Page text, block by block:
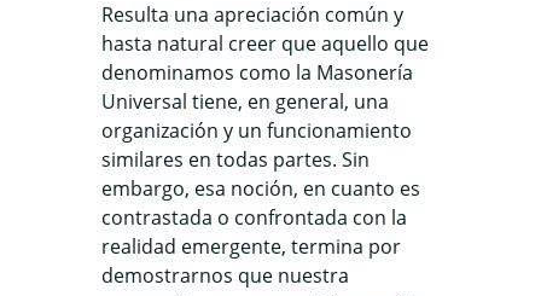
Resulta una apreciación común y
hasta natural creer que aquello que
denominamos como la Masonería
Universal tiene, en general, una
organización y un funcionamiento
similares en todas partes. Sin
embargo, esa noción, en cuanto es
contrastada o confrontada con la
realidad emergente, termina por
demostrarnos que nuestra